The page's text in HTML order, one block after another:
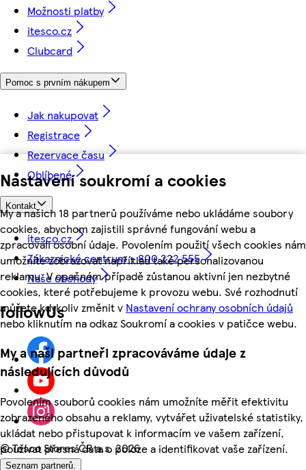
Nastavení soukromí a cookies
My a našich 18 partnerů používáme nebo ukládáme soubory
cookies, abychom zajistili správné fungování webu a
zpracovali osobní údaje. Povolením použití všech cookies nám
umožníte zobrazovat například také personalizovanou
reklamu. V opačném případě zůstanou aktivní jen nezbytné
cookies, které potřebujeme k provozu webu. Své rozhodnutí
můžete kdykoliv změnit v Nastavení ochrany osobních údajů
nebo kliknutím na odkaz Soukromí a cookies v patičce webu.
My a naši partneři zpracováváme údaje z
následujících důvodů
Povolením souborů cookies nám umožníte měřit efektivitu
zobrazeného obsahu a reklamy, vytvářet uživatelské statistiky,
ukládat nebo přistupovat k informacím ve vašem zařízení,
používat přesná data o poloze a identifikovat vaše zařízení.
Seznam partnerů.
Možnosti platby
itesco.cz
Clubcard
Pomoc s prvním nákupem
Jak nakupovat
Registrace
Rezervace času
Oblíbené
Kontakt
itesco.cz
Zákaznické centrum - 800 222 555
Naše obchody
followUs
©Tesco Stores ČR a.s. 2026